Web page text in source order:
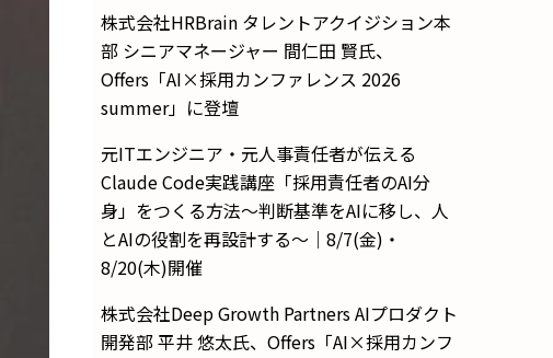
株式会社HRBrain タレントアクイジション本
部 シニアマネージャー 間仁田 賢氏、
Offers「AI×採用カンファレンス 2026
summer」に登壇
元ITエンジニア・元人事責任者が伝える
Claude Code実践講座「採用責任者のAI分
身」をつくる方法〜判断基準をAIに移し、人
とAIの役割を再設計する〜｜8/7(金)・
8/20(木)開催
株式会社Deep Growth Partners AIプロダクト
開発部 平井 悠太氏、Offers「AI×採用カンフ